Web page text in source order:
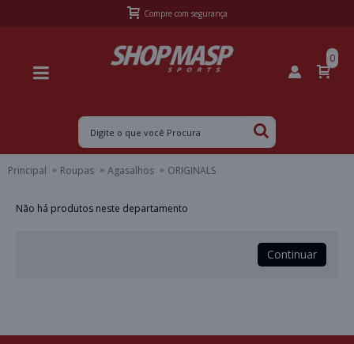
Compre com segurança
0
Principal Roupas Agasalhos ORIGINALS
Não há produtos neste departamento
Continuar